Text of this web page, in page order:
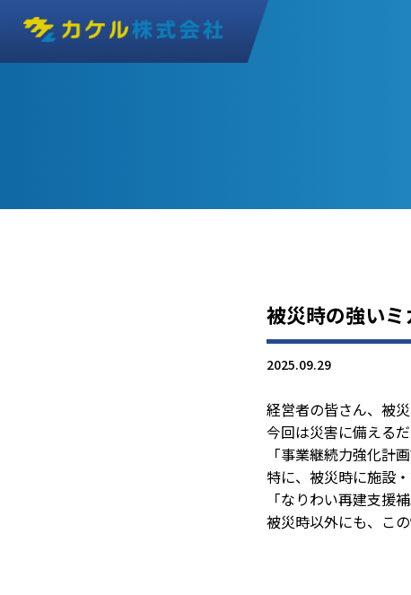
被災時の強いミ
2025.09.29
経営者の皆さん、被
今回は災害に備える
「事業継続力強化計
特に、被災時に施設
「なりわい再建支援
被災時以外にも、こ